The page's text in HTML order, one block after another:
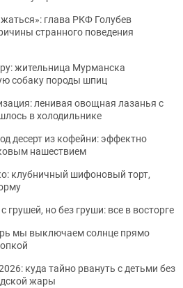
глава РКФ Голубев
странного поведения
жительница Мурманска
собаку породы шпиц
ленивая овощная лазанья с
в холодильнике
десерт из кофейни: эффектно
нашествием
клубничный шифоновый торт,
грушей, но без груши: все в восторге
мы выключаем солнце прямо
куда тайно рвануть с детьми без
жары